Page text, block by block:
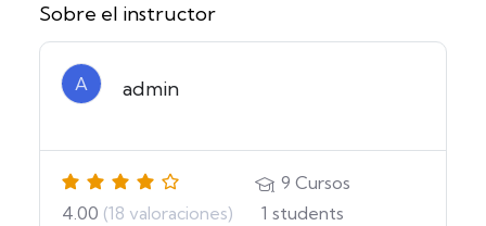
Sobre el instructor
A admin
4.00 (18 valoraciones)
9 Cursos
1 students